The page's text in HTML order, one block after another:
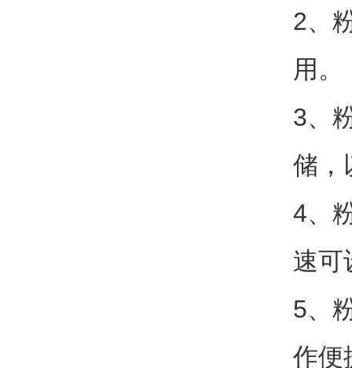
2、
用。
3、
储，
4、
速可
5、
作便